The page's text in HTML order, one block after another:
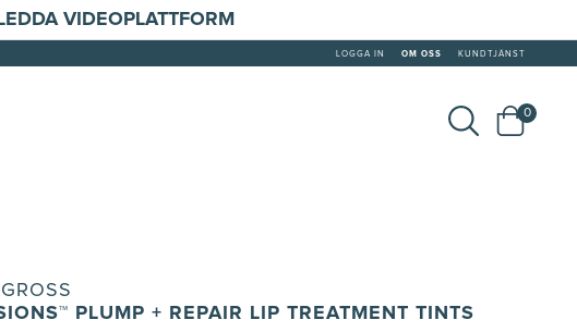
VIDEOPLATTFORM
LOGGA IN OM OSS KUNDTJÄNST
0
PLUMP + REPAIR LIP TREATMENT TINTS